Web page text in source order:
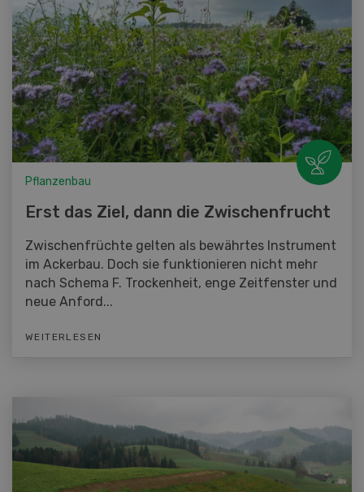
Pflanzenbau
Erst das Ziel, dann die Zwischenfrucht
Zwischenfrüchte gelten als bewährtes Instrument
im Ackerbau. Doch sie funktionieren nicht mehr
nach Schema F. Trockenheit, enge Zeitfenster und
neue Anford...
WEITERLESEN